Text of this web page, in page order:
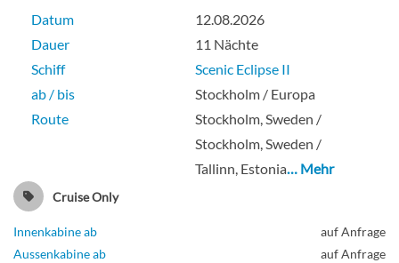
Datum
12.08.2026
Dauer
11 Nächte
Schiff
Scenic Eclipse II
ab / bis
Stockholm / Europa
Route
Stockholm, Sweden /
Stockholm, Sweden /
Tallinn, Estonia… Mehr
Cruise Only
Innenkabine ab
auf Anfrage
Aussenkabine ab
auf Anfrage